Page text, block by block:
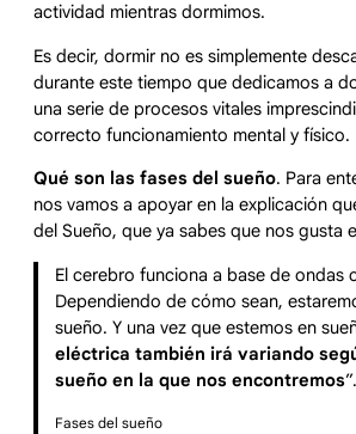
actividad mientras dormimos.
Es decir, dormir no es simplemente
durante este tiempo que dedicamos a
una serie de procesos vitales
correcto funcionamiento mental y físico.
Qué son las fases del sueño. Para
nos vamos a apoyar en la explicación
del Sueño, que ya sabes que nos gusta
El cerebro funciona a base de ondas
Dependiendo de cómo sean,
sueño. Y una vez que estemos en
eléctrica también irá variando
sueño en la que nos encontremos”.
Fases del sueño